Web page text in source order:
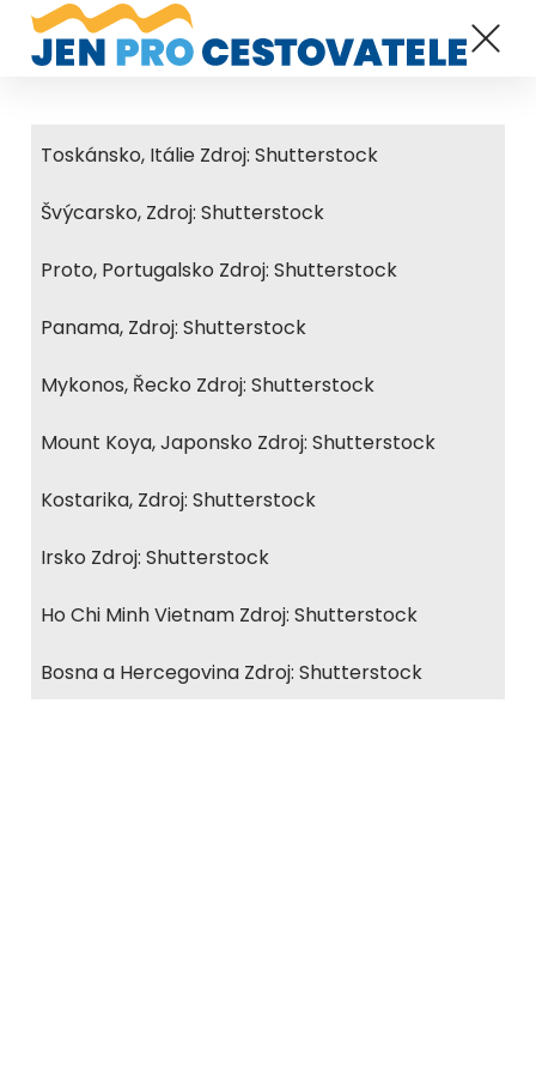
Toskánsko, Itálie Zdroj: Shutterstock
Švýcarsko, Zdroj: Shutterstock
Proto, Portugalsko Zdroj: Shutterstock
Panama, Zdroj: Shutterstock
Mykonos, Řecko Zdroj: Shutterstock
Mount Koya, Japonsko Zdroj: Shutterstock
Kostarika, Zdroj: Shutterstock
Irsko Zdroj: Shutterstock
Ho Chi Minh Vietnam Zdroj: Shutterstock
Bosna a Hercegovina Zdroj: Shutterstock